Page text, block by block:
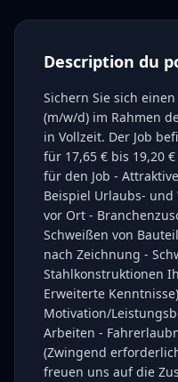
Description du
Sichern Sie sich
(m/w/d) im Rahmen
in Vollzeit. Der Job
für 17,65 € bis 19,20
für den Job -
Beispiel Urlaubs-
vor Ort -
Schweißen von
nach Zeichnung -
Stahlkonstruktionen
Erweiterte
Motivation/
Arbeiten -
(Zwingend
freuen uns auf die